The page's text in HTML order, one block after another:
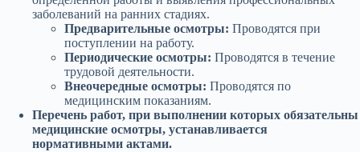
заболеваний на ранних стадиях.
Предварительные осмотры: Проводятся при
поступлении на работу.
Периодические осмотры: Проводятся в течение
трудовой деятельности.
Внеочередные осмотры: Проводятся по
медицинским показаниям.
Перечень работ, при выполнении которых обязательны
медицинские осмотры, устанавливается
нормативными актами.